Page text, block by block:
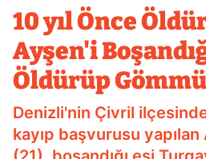
10 yıl Önce
Ayşen'i
Öldürüp
Denizli'nin Çivril
kayıp başvurusu yapılan